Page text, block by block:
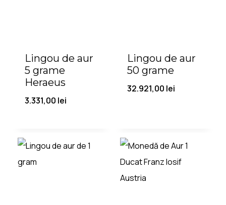
Lingou de aur
5 grame
Heraeus
3.331,00 lei
Lingou de aur
50 grame
32.921,00 lei